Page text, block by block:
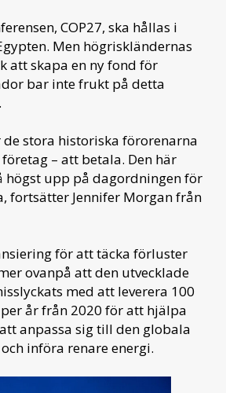
COP27, ska hållas i
Men högriskländernas
att skapa en ny fond för
bar inte frukt på detta
de stora historiska förorenarna
– att betala. Den här
högst upp på dagordningen för
fortsätter Jennifer Morgan från
för att täcka förluster
ovanpå att den utvecklade
med att leverera 100
år från 2020 för att hjälpa
anpassa sig till den globala
införa renare energi.